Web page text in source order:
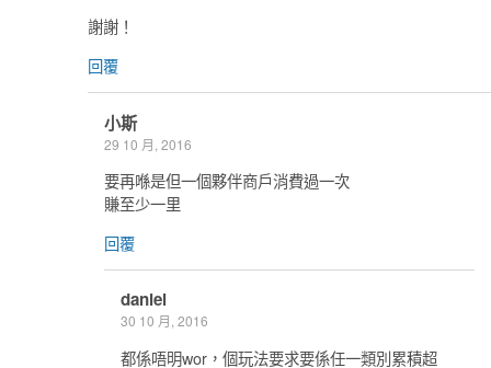
謝謝！
回覆
小斯
29 10 月, 2016
要再喺是但一個夥伴商戶消費過一次
賺至少一里
回覆
daniel
30 10 月, 2016
都係唔明wor，個玩法要求要係任一類別累積超